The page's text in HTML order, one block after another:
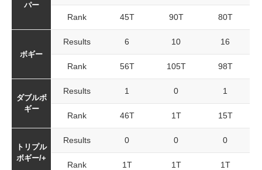
パー
Rank 45T 90T 80T
ボギー
Results 6 10 16
Rank 56T 105T 98T
ダブルボ
ギー
Results 1 0 1
Rank 46T 1T 15T
トリプル
ボギー/+
Results 0 0 0
Rank 1T 1T 1T